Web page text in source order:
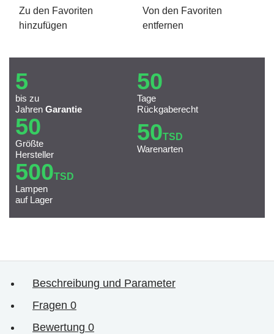
Zu den Favoriten
hinzufügen
Von den Favoriten
entfernen
5
bis zu
Jahren Garantie
50
Tage
Rückgaberecht
50
Größte
Hersteller
50TSD
Warenarten
500TSD
Lampen
auf Lager
Beschreibung und Parameter
Fragen 0
Bewertung 0